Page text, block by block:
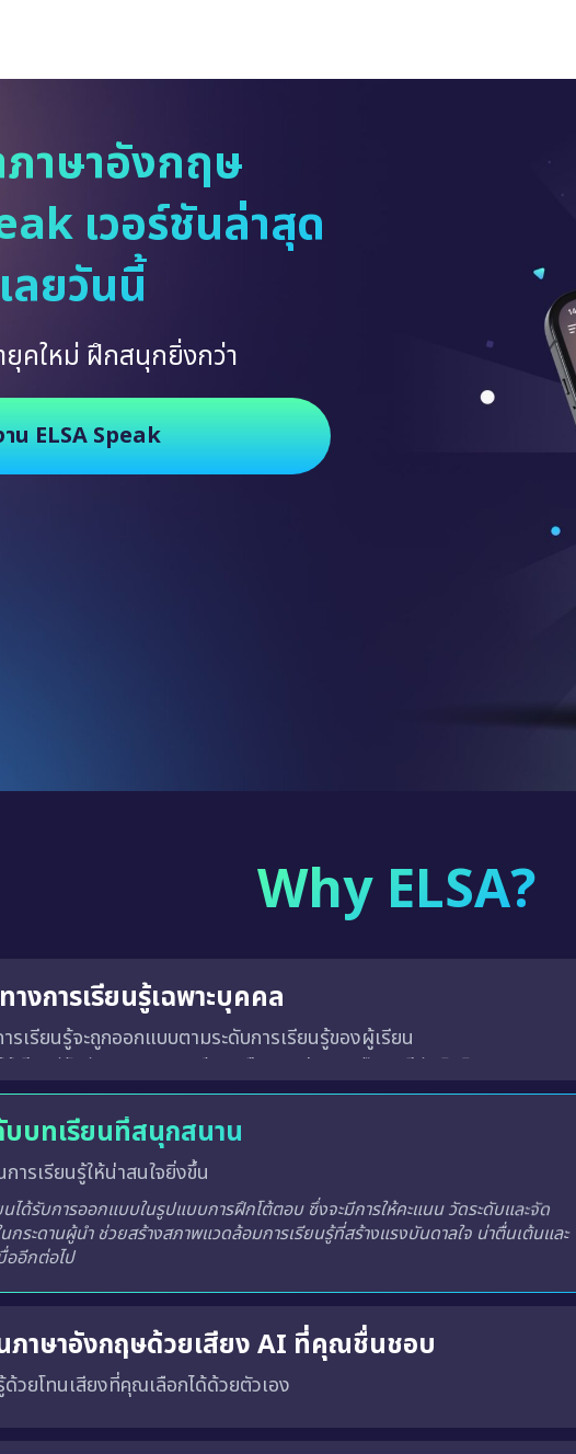
าษาอังกฤษ
เวอร์ชันล่าสุด
ลยวันนี้
คใหม่ ฝึกสนุกยิ่งกว่า
น ELSA Speak
Why ELSA?
างการเรียนรู้เฉพาะบุคคล
รเรียนรู้จะถูกออกแบบตามระดับการเรียนรู้ของผู้เรียน
บทเรียนที่สนุกสนาน
การเรียนรู้ให้น่าสนใจยิ่งขึ้น
ได้รับการออกแบบในรูปแบบการฝึกโต้ตอบ ซึ่งจะมีการให้คะแนน วัดระดับและจัด
กระดานผู้นำ ช่วยสร้างสภาพแวดล้อมการเรียนรู้ที่สร้างแรงบันดาลใจ น่าตื่นเต้นและ
ออีกต่อไป
ภาษาอังกฤษด้วยเสียง AI ที่คุณชื่นชอบ
ด้วยโทนเสียงที่คุณเลือกได้ด้วยตัวเอง